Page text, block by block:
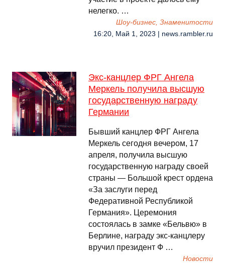
нелегко. …
Шоу-бизнес, Знаменитости
16:20, Май 1, 2023 | news.rambler.ru
Экс-канцлер ФРГ Ангела
Меркель получила высшую
государственную награду
Германии
Бывший канцлер ФРГ Ангела
Меркель сегодня вечером, 17
апреля, получила высшую
государственную награду своей
страны — Большой крест ордена
«За заслуги перед
Федеративной Республикой
Германия». Церемония
состоялась в замке «Бельвю» в
Берлине, награду экс-канцлеру
вручил президент Ф …
Новости